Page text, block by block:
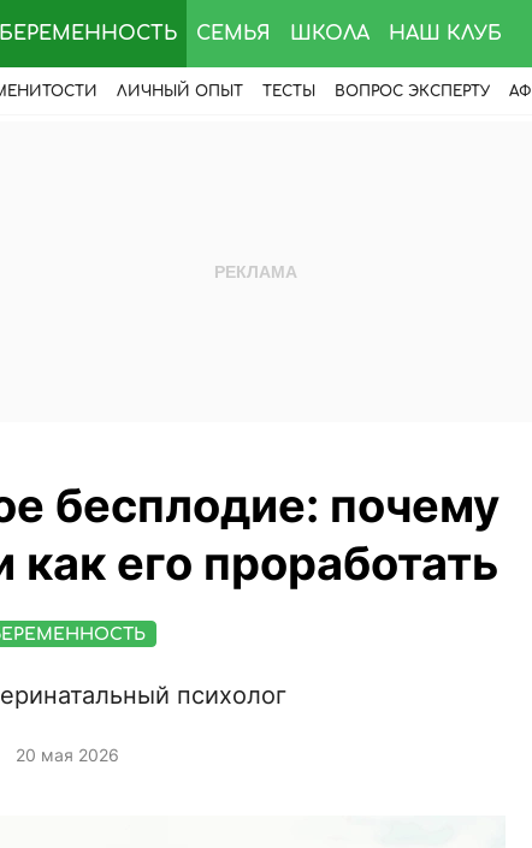
БЕРЕМЕННОСТЬ СЕМЬЯ ШКОЛА НАШ КЛУБ
ЛИЧНЫЙ ОПЫТ ТЕСТЫ ВОПРОС ЭКСПЕРТУ
бесплодие: почему
как его проработать
психолог
20 мая 2026